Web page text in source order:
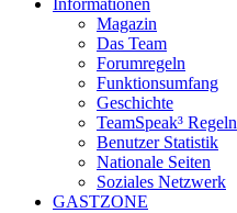
Informationen
Magazin
Das Team
Forumregeln
Funktionsumfang
Geschichte
TeamSpeak³ Regeln
Benutzer Statistik
Nationale Seiten
Soziales Netzwerk
GASTZONE